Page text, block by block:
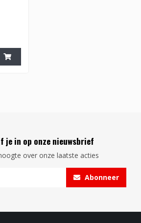
in op onze nieuwsbrief
over onze laatste acties
Abonneer